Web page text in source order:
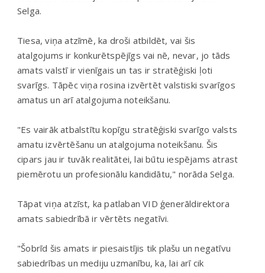
Selga.
Tiesa, viņa atzīmē, ka droši atbildēt, vai šis
atalgojums ir konkurētspējīgs vai nē, nevar, jo tāds
amats valstī ir vienīgais un tas ir stratēģiski ļoti
svarīgs. Tāpēc viņa rosina izvērtēt valstiski svarīgos
amatus un arī atalgojuma noteikšanu.
"Es vairāk atbalstītu kopīgu stratēģiski svarīgo valsts
amatu izvērtēšanu un atalgojuma noteikšanu. Šis
cipars jau ir tuvāk realitātei, lai būtu iespējams atrast
piemērotu un profesionālu kandidātu," norāda Selga.
Tāpat viņa atzīst, ka patlaban VID ģenerāldirektora
amats sabiedrībā ir vērtēts negatīvi.
"Šobrīd šis amats ir piesaistījis tik plašu un negatīvu
sabiedrības un mediju uzmanību, ka, lai arī cik